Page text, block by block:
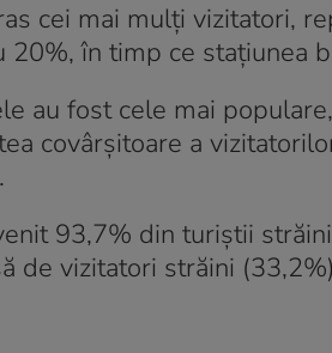
cei mai mulți vizitatori,
20%, în timp ce stațiunea
au fost cele mai
covârșitoare a
93,7% din turiștii
de vizitatori străini